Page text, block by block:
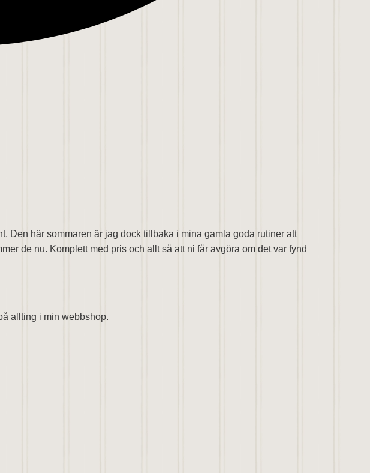
Den här sommaren är jag dock tillbaka i mina gamla goda rutiner att
de nu. Komplett med pris och allt så att ni får avgöra om det var fynd
allting i min webbshop.